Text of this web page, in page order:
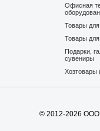
Офисная
Товары
Товары
Подарки,
сувениры
Хозтовары
© 2012-2026